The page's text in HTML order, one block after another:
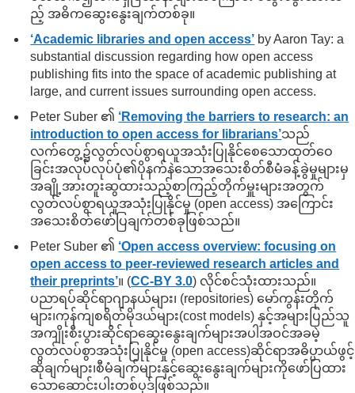
ည့် အဓိကဆွေးနွေးချက်တစ်ခု။
‘Academic libraries and open access’ by Aaron Tay: a
substantial discussion regarding how open access
publishing fits into the space of academic publishing at
large, and current issues surrounding open access.
Peter Suber ၏ ‘Removing the barriers to research: an
introduction to open access for librarians’သည်
လက်တွေ့၌လွတ်လပ်စွာရယူအသုံးပြုနိုင်စေသောထုတ်ဝေ
ခြင်းအလုပ်လုပ်ပုံ၏ပိုနက်နဲသောအသေးစိတ်စီမံခန့်ခွဲမှုများမှ
အချို့အားတူးဆွထားသည့်စာကြည့်တိုက်မှူးများအတွက်
လွတ်လပ်စွာရယူအသုံးပြုနိုင်မှု (open access) အကြောင်း
အသေးစိတ်ဖော်ပြချက်တစ်ခုဖြစ်သည်။
Peter Suber ၏ ‘Open access overview: focusing on
open access to peer-reviewed research articles and
their preprints’။ (CC-BY 3.0) လိုင်စင်သုံးထားသည်။
ပညာရပ်ဆိုင်ရာဂျာနယ်များ၊ (repositories) မော်ကွန်းတိုက်
များ၊ကုန်ကျစရိတ်မိုဒယ်များ(cost models) နှင့်အများပြည်သူ
အကျိုးစီးပွားဆိုင်ရာဆွေးနွေးချက်များအပါအဝင်အခမဲ့
လွတ်လပ်စွာအသုံးပြုနိုင်မှု (open access)ဆိုင်ရာအဓိပ္ပာယ်ဖွင့်
ဆိုချက်များ၊စီမံချက်များနှင့်ဆွေးနွေးချက်များကိုဖော်ပြထား
သောဆောင်းပါးတစ်ပုဒ်ဖြစ်သည်။